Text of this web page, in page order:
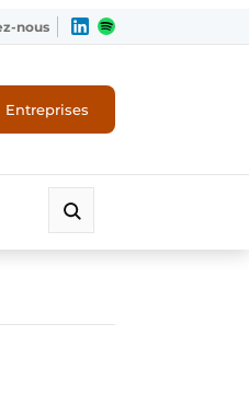
nous
Entreprises